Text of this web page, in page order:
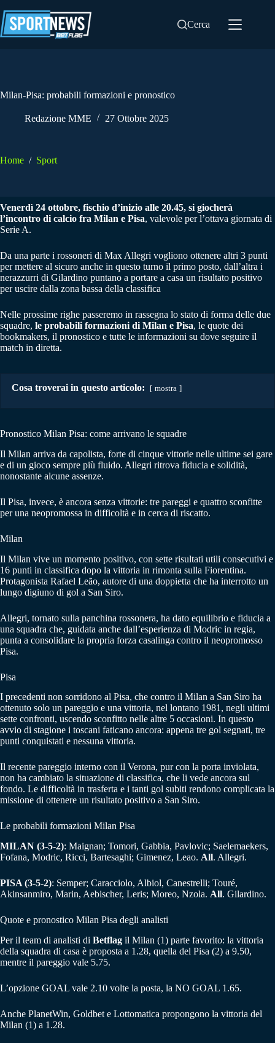
al
contenuto
Cerca
Milan-Pisa: probabili formazioni e pronostico
Redazione MME 27 Ottobre 2025
Home / Sport
Venerdì 24 ottobre, fischio d’inizio alle 20.45, si giocherà
l’incontro di calcio fra Milan e Pisa, valevole per l’ottava giornata di
Serie A.
Da una parte i rossoneri di Max Allegri vogliono ottenere altri 3 punti
per mettere al sicuro anche in questo turno il primo posto, dall’altra i
nerazzurri di Gilardino puntano a portare a casa un risultato positivo
per uscire dalla zona bassa della classifica
Nelle prossime righe passeremo in rassegna lo stato di forma delle due
squadre, le probabili formazioni di Milan e Pisa, le quote dei
bookmakers, il pronostico e tutte le informazioni su dove seguire il
match in diretta.
Cosa troverai in questo articolo: mostra
Pronostico Milan Pisa: come arrivano le squadre
Il Milan arriva da capolista, forte di cinque vittorie nelle ultime sei gare
e di un gioco sempre più fluido. Allegri ritrova fiducia e solidità,
nonostante alcune assenze.
Il Pisa, invece, è ancora senza vittorie: tre pareggi e quattro sconfitte
per una neopromossa in difficoltà e in cerca di riscatto.
Milan
Il Milan vive un momento positivo, con sette risultati utili consecutivi e
16 punti in classifica dopo la vittoria in rimonta sulla Fiorentina.
Protagonista Rafael Leão, autore di una doppietta che ha interrotto un
lungo digiuno di gol a San Siro.
Allegri, tornato sulla panchina rossonera, ha dato equilibrio e fiducia a
una squadra che, guidata anche dall’esperienza di Modric in regia,
punta a consolidare la propria forza casalinga contro il neopromosso
Pisa.
Pisa
I precedenti non sorridono al Pisa, che contro il Milan a San Siro ha
ottenuto solo un pareggio e una vittoria, nel lontano 1981, negli ultimi
sette confronti, uscendo sconfitto nelle altre 5 occasioni. In questo
avvio di stagione i toscani faticano ancora: appena tre gol segnati, tre
punti conquistati e nessuna vittoria.
Il recente pareggio interno con il Verona, pur con la porta inviolata,
non ha cambiato la situazione di classifica, che li vede ancora sul
fondo. Le difficoltà in trasferta e i tanti gol subiti rendono complicata la
missione di ottenere un risultato positivo a San Siro.
Le probabili formazioni Milan Pisa
MILAN (3-5-2): Maignan; Tomori, Gabbia, Pavlovic; Saelemaekers,
Fofana, Modric, Ricci, Bartesaghi; Gimenez, Leao. All. Allegri.
PISA (3-5-2): Semper; Caracciolo, Albiol, Canestrelli; Touré,
Akinsanmiro, Marin, Aebischer, Leris; Moreo, Nzola. All. Gilardino.
Quote e pronostico Milan Pisa degli analisti
Per il team di analisti di Betflag il Milan (1) parte favorito: la vittoria
della squadra di casa è proposta a 1.28, quella del Pisa (2) a 9.50,
mentre il pareggio vale 5.75.
L’opzione GOAL vale 2.10 volte la posta, la NO GOAL 1.65.
Anche PlanetWin, Goldbet e Lottomatica propongono la vittoria del
Milan (1) a 1.28.